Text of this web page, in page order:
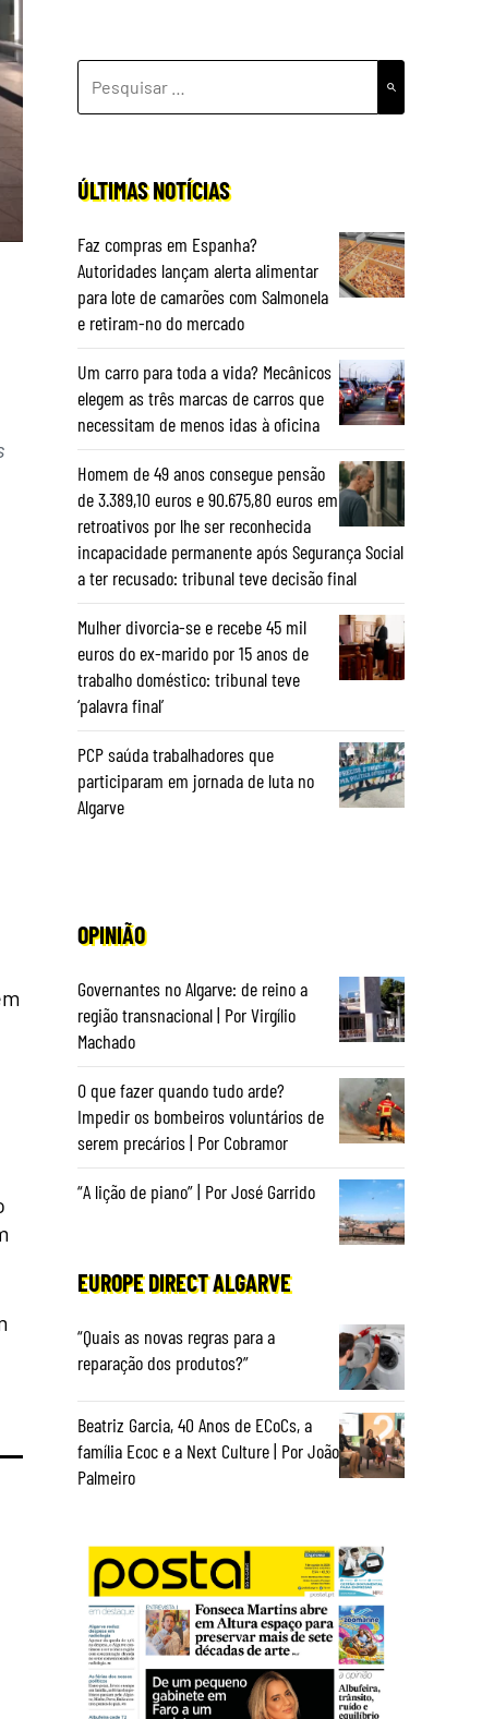
POR:
ÚLTIMAS NOTÍCIAS
Faz compras em Espanha?
Autoridades lançam alerta alimentar
para lote de camarões com Salmonela
e retiram-no do mercado
Um carro para toda a vida? Mecânicos
elegem as três marcas de carros que
necessitam de menos idas à oficina
Homem de 49 anos consegue pensão
de 3.389,10 euros e 90.675,80 euros em
retroativos por lhe ser reconhecida
incapacidade permanente após Segurança Social
a ter recusado: tribunal teve decisão final
Mulher divorcia-se e recebe 45 mil
euros do ex-marido por 15 anos de
trabalho doméstico: tribunal teve
‘palavra final’
PCP saúda trabalhadores que
participaram em jornada de luta no
Algarve
OPINIÃO
Governantes no Algarve: de reino a
região transnacional | Por Virgílio
Machado
O que fazer quando tudo arde?
Impedir os bombeiros voluntários de
serem precários | Por Cobramor
“A lição de piano” | Por José Garrido
EUROPE DIRECT ALGARVE
“Quais as novas regras para a
reparação dos produtos?”
Beatriz Garcia, 40 Anos de ECoCs, a
família Ecoc e a Next Culture | Por João
Palmeiro